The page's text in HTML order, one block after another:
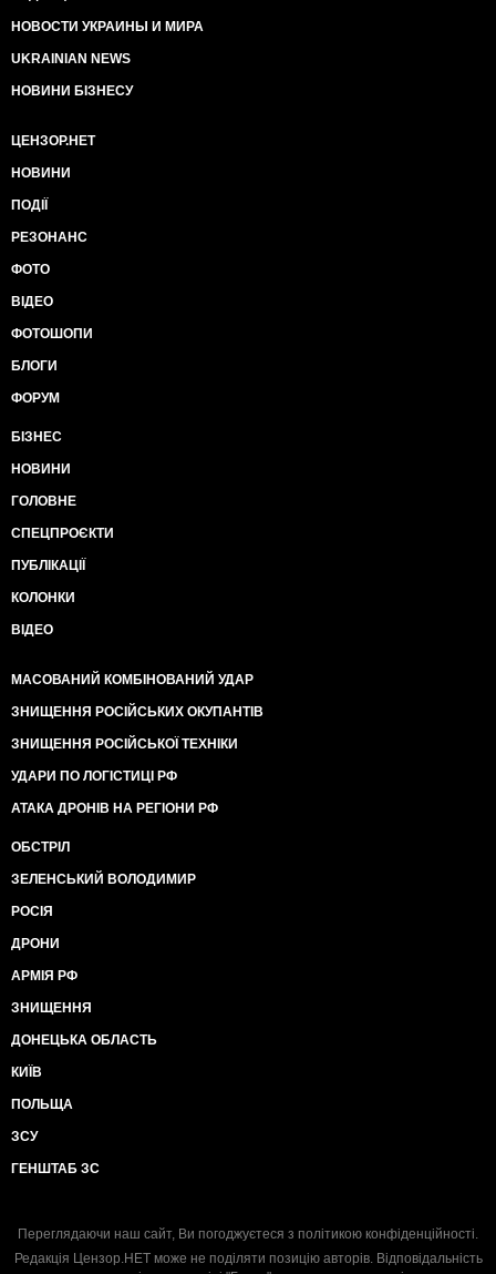
НОВОСТИ УКРАИНЫ И МИРА
UKRAINIAN NEWS
НОВИНИ БІЗНЕСУ
ЦЕНЗОР.НЕТ
НОВИНИ
ПОДІЇ
РЕЗОНАНС
ФОТО
ВІДЕО
ФОТОШОПИ
БЛОГИ
ФОРУМ
БІЗНЕС
НОВИНИ
ГОЛОВНЕ
СПЕЦПРОЄКТИ
ПУБЛІКАЦІЇ
КОЛОНКИ
ВІДЕО
МАСОВАНИЙ КОМБІНОВАНИЙ УДАР
ЗНИЩЕННЯ РОСІЙСЬКИХ ОКУПАНТІВ
ЗНИЩЕННЯ РОСІЙСЬКОЇ ТЕХНІКИ
УДАРИ ПО ЛОГІСТИЦІ РФ
АТАКА ДРОНІВ НА РЕГІОНИ РФ
ОБСТРІЛ
ЗЕЛЕНСЬКИЙ ВОЛОДИМИР
РОСІЯ
ДРОНИ
АРМІЯ РФ
ЗНИЩЕННЯ
ДОНЕЦЬКА ОБЛАСТЬ
КИЇВ
ПОЛЬЩА
ЗСУ
ГЕНШТАБ ЗС
Переглядаючи наш сайт, Ви погоджуєтеся з політикою конфіденційності.
Редакція Цензор.НЕТ може не поділяти позицію авторів. Відповідальність